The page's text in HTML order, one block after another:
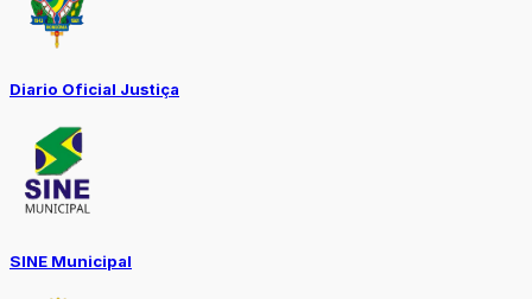
Diario Oficial Justiça
SINE Municipal